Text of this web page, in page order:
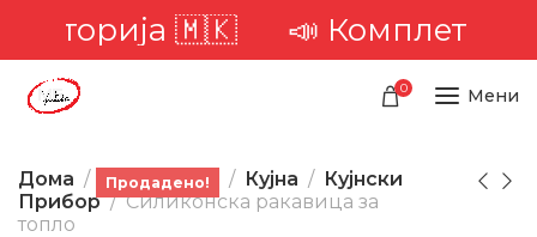
🇲🇰📣 Комплетна
0 Мени
Дома Производи Кујна
Кујнски
Прибор
Силиконска ракавица за
топло
Продадено!